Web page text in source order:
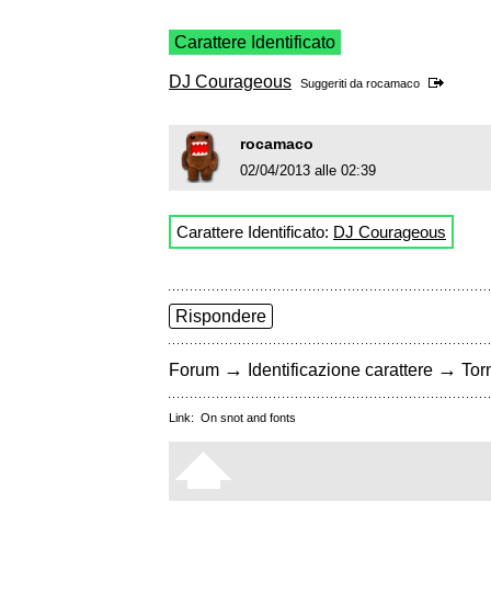
Carattere Identificato
DJ Courageous Suggeriti da rocamaco
rocamaco
02/04/2013 alle 02:39
Carattere Identificato: DJ Courageous
Rispondere
Forum → Identificazione carattere →
Link: On snot and fonts